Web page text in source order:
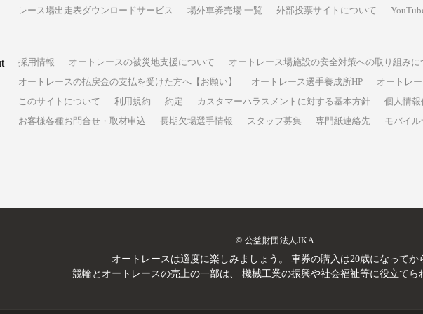
レース場出走表ダウンロードサービス 場外車券売場 一覧 外部投票サイトについて
採用情報 オートレースの被災地支援について
オートレース場施設の安全対策への取り組みに
オートレースの払戻金の支払を受けた方へ【お願い】
オートレース選手養成所HP
オートレ
このサイトについて
利用規約 約定 カスタマーハラスメントに対する基本方針 個人情
お客様各種お問合せ・取材申込
長期欠場選手情報 スタッフ募集 専門紙連絡先 モバイル
© 公益財団法人JKA
オートレースは適度に楽しみましょう。
車券の購入は20歳になってか
競輪とオートレースの売上の一部は、
機械工業の振興や社会福祉等に役立てら